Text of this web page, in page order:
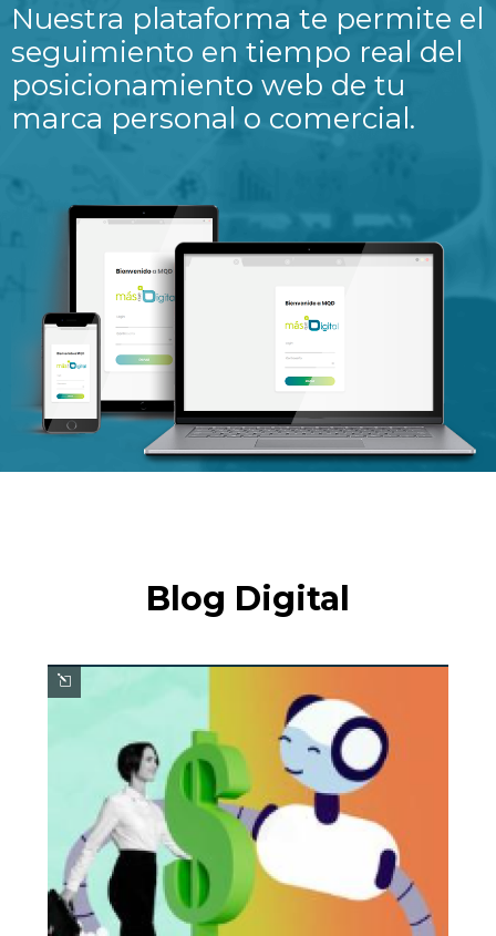
Nuestra plataforma te permite el
seguimiento en tiempo real del
posicionamiento web de tu
marca personal o comercial.
Blog Digital